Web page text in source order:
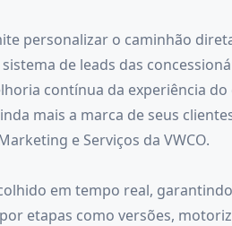
personalizar o caminhão
de leads das
contínua da experiência do
mais a marca de seus
e Serviços da VWCO.
em tempo real,
etapas como versões,